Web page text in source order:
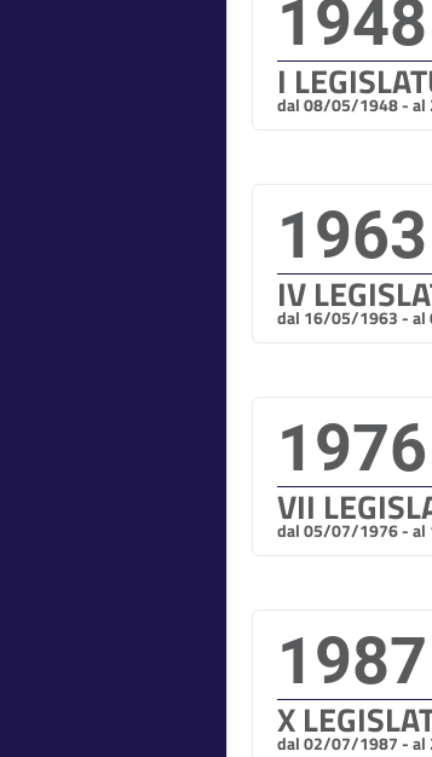
1948
I
dal 08/05/1948 -
1963
IV
dal 16/05/1963 -
1976
VII
dal 05/07/1976 -
1987
X
dal 02/07/1987 -